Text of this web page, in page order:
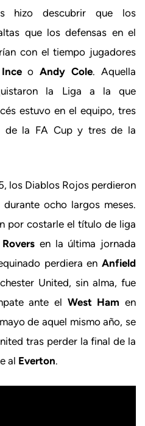
hizo descubrir que los
que los defensas en el
con el tiempo jugadores
oAndy Cole. Aquella
la Liga a la que
estuvo en el equipo, tres
de la FA Cup y tres de la
los Diablos Rojos perdieron
ocho largos meses.
por costarle el título de liga
en la última jornada
perdiera en Anfield
United, sin alma, fue
ante el West Ham en
de aquel mismo año, se
tras perder la final de la
al Everton.